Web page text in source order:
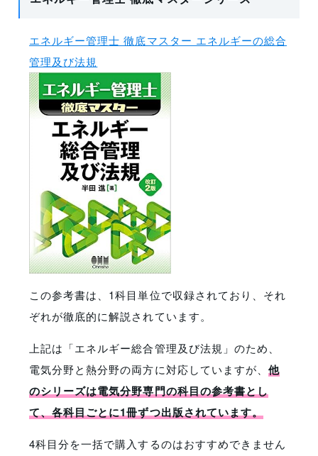
エネルギー管理士 徹底マスター エネルギーの総合
管理及び法規
この参考書は、1科目単位で収録されており、それ
ぞれが徹底的に解説されています。
上記は「エネルギー総合管理及び法規」のため、
電気分野と熱分野の両方に対応していますが、 他
のシリーズは電気分野専門の科目の参考書とし
て、各科目ごとに1冊ずつ出版されています。
4科目分を一括で購入するのはおすすめできません